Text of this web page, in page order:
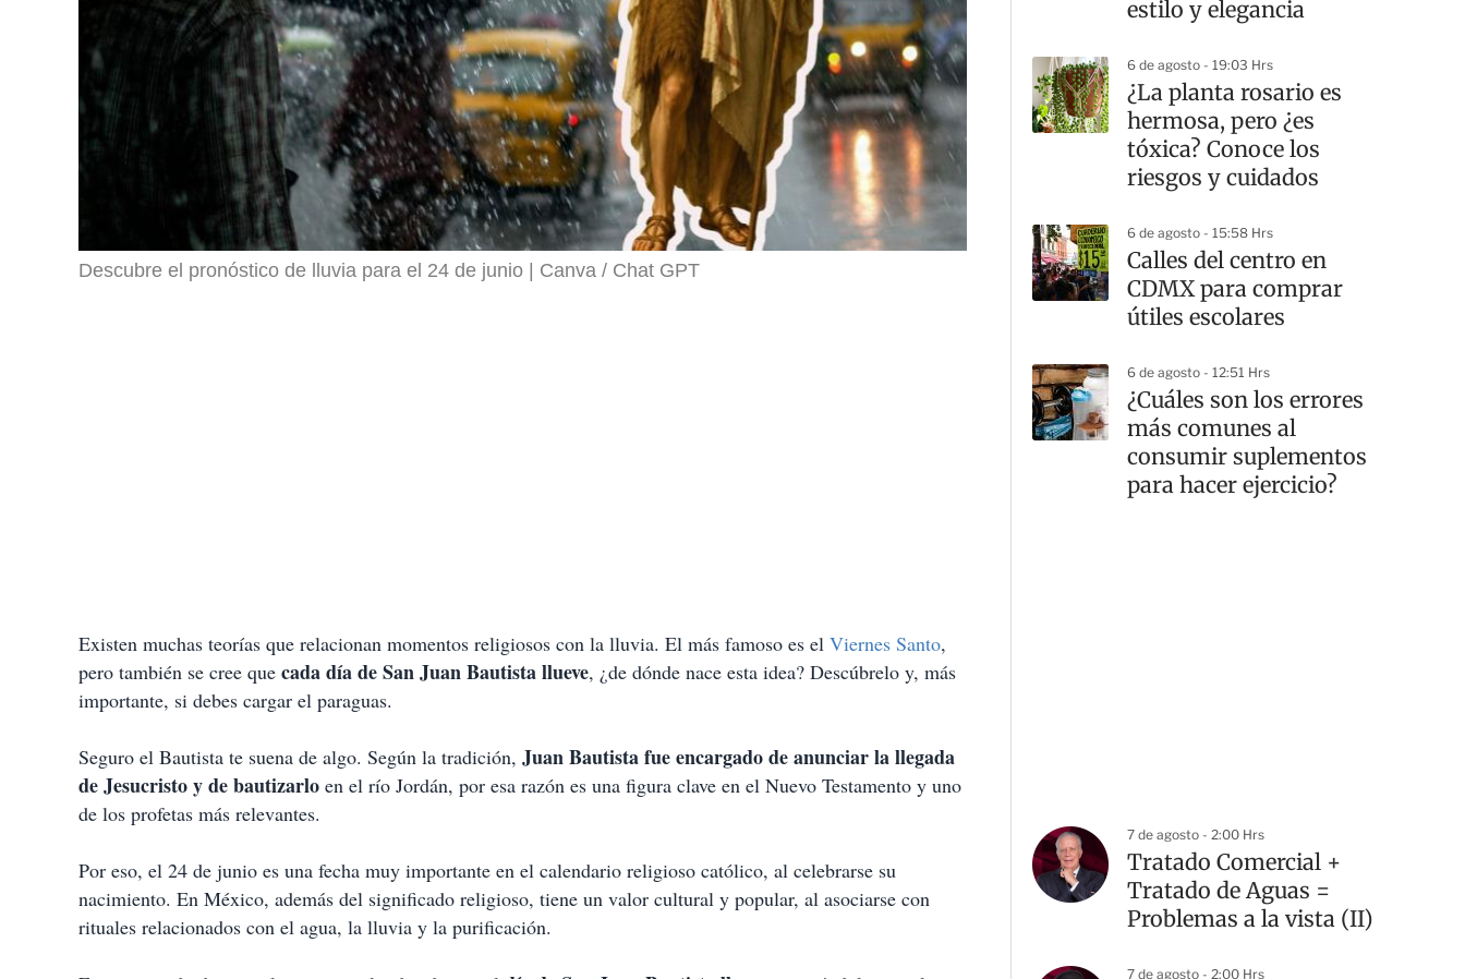
Descubre el pronóstico de lluvia para el 24 de junio Canva / Chat GPT
Existen muchas teorías que relacionan momentos religiosos con la lluvia. El más famoso es el Viernes Santo,
pero también se cree que cada día de San Juan Bautista llueve, ¿de dónde nace esta idea? Descúbrelo y, más
importante, si debes cargar el paraguas.
Seguro el Bautista te suena de algo. Según la tradición, Juan Bautista fue encargado de anunciar la llegada
de Jesucristo y de bautizarlo en el río Jordán, por esa razón es una figura clave en el Nuevo Testamento y uno
de los profetas más relevantes.
Por eso, el 24 de junio es una fecha muy importante en el calendario religioso católico, al celebrarse su
nacimiento. En México, además del significado religioso, tiene un valor cultural y popular, al asociarse con
rituales relacionados con el agua, la lluvia y la purificación.
estilo y elegancia
6 de agosto - 19:03 Hrs
¿La planta rosario es
hermosa, pero ¿es
tóxica? Conoce los
riesgos y cuidados
6 de agosto - 15:58 Hrs
Calles del centro en
CDMX para comprar
útiles escolares
6 de agosto - 12:51 Hrs
¿Cuáles son los errores
más comunes al
consumir suplementos
para hacer ejercicio?
7 de agosto - 2:00 Hrs
Tratado Comercial +
Tratado de Aguas =
Problemas a la vista (II)
7 de agosto - 2:00 Hrs